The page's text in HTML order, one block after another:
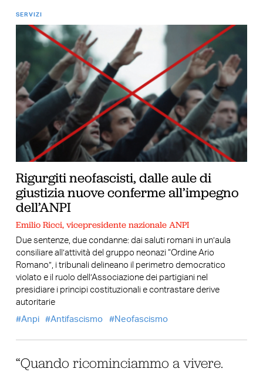
SERVIZI
Rigurgiti neofascisti, dalle aule di
giustizia nuove conferme all’impegno
dell’ANPI
Emilio Ricci, vicepresidente nazionale ANPI
Due sentenze, due condanne: dai saluti romani in un’aula
consiliare all’attività del gruppo neonazi “Ordine Ario
Romano”, i tribunali delineano il perimetro democratico
violato e il ruolo dell’Associazione dei partigiani nel
presidiare i principi costituzionali e contrastare derive
autoritarie
Anpi
Antifascismo Neofascismo
“Quando ricominciammo a vivere.